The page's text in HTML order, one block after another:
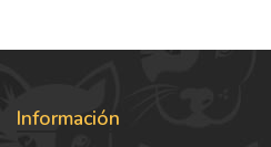
Información